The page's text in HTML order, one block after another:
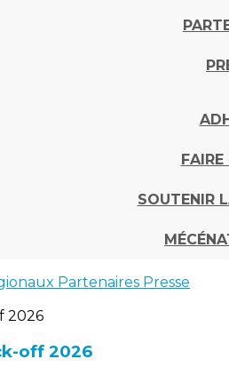
FAIRE
SOUTENIR
Partenaires Presse
off 2026